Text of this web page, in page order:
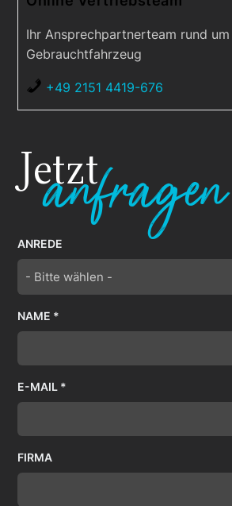
Ihr Ansprechpartnerteam rund um
Gebrauchtfahrzeug
+49 2151 4419-676
Jetzt
anfragen
ANREDE
- Bitte wählen -
NAME *
E-MAIL *
FIRMA